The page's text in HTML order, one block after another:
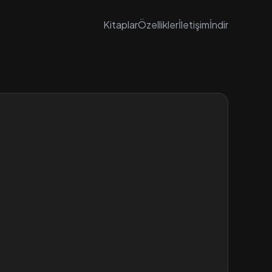
KitaplarÖzelliklerİletişimİndir